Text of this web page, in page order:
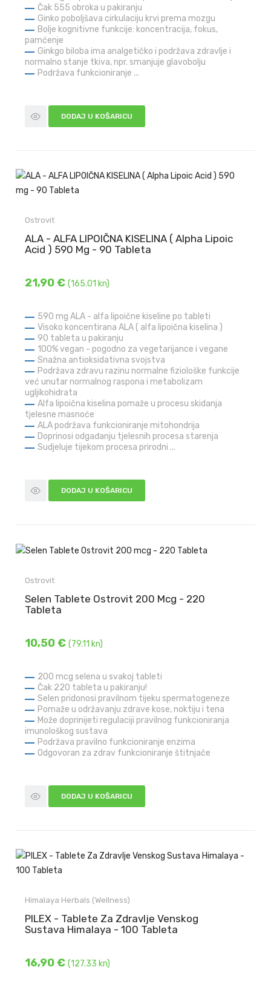
Čak 555 obroka u pakiranju
Ginko poboljšava cirkulaciju krvi prema mozgu
Bolje kognitivne funkcije: koncentracija, fokus,
pamćenje
Ginkgo biloba ima analgetičko i podržava zdravlje i
normalno stanje tkiva, npr. smanjuje glavobolju
Podržava funkcioniranje ...
DODAJ U KOŠARICU
Ostrovit
ALA - ALFA LIPOIČNA KISELINA ( Alpha Lipoic
Acid ) 590 Mg - 90 Tableta
21,90 €(165.01 kn)
590 mg ALA - alfa lipoične kiseline po tableti
Visoko koncentirana ALA ( alfa lipoična kiselina )
90 tableta u pakiranju
100% vegan - pogodno za vegetarijance i vegane
Snažna antioksidativna svojstva
Podržava zdravu razinu normalne fiziološke funkcije
već unutar normalnog raspona i metabolizam
ugljikohidrata
Alfa lipoična kiselina pomaže u procesu skidanja
tjelesne masnoće
ALA podržava funkcioniranje mitohondrija
Doprinosi odgađanju tjelesnih procesa starenja
Sudjeluje tijekom procesa prirodni ...
DODAJ U KOŠARICU
Ostrovit
Selen Tablete Ostrovit 200 Mcg - 220
Tableta
10,50 €(79.11 kn)
200 mcg selena u svakoj tableti
Čak 220 tableta u pakiranju!
Selen pridonosi pravilnom tijeku spermatogeneze
Pomaže u održavanju zdrave kose, noktiju i tena
Može doprinijeti regulaciji pravilnog funkcioniranja
imunološkog sustava
Podržava pravilno funkcioniranje enzima
Odgovoran za zdrav funkcioniranje štitnjače
DODAJ U KOŠARICU
Himalaya Herbals (Wellness)
PILEX - Tablete Za Zdravlje Venskog
Sustava Himalaya - 100 Tableta
16,90 €(127.33 kn)